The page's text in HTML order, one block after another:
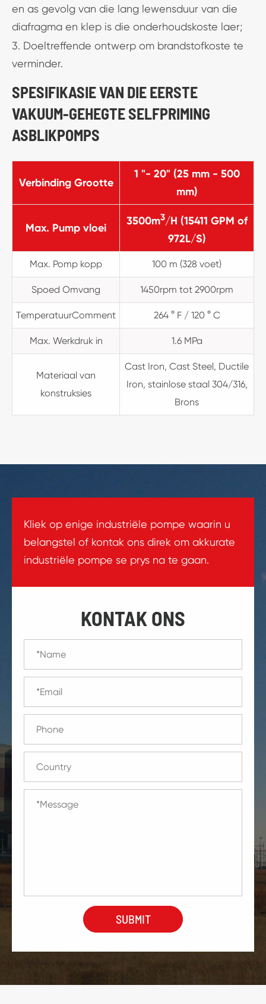
en as gevolg van die lang lewensduur van die
diafragma en klep is die onderhoudskoste laer;
3. Doeltreffende ontwerp om brandstofkoste te
verminder.
SPESIFIKASIE VAN DIE EERSTE
VAKUUM-GEHEGTE SELFPRIMING
ASBLIKPOMPS
Verbinding Grootte
1 "- 20" (25 mm - 500
mm)
Max. Pump vloei
3500m3/H (15411 GPM of
972L/S)
Max. Pomp kopp 100 m (328 voet)
Spoed Omvang 1450rpm tot 2900rpm
TemperatuurComment 264 ° F / 120 ° C
Max. Werkdruk in 1.6 MPa
Materiaal van
konstruksies
Cast Iron, Cast Steel, Ductile
Iron, stainlose staal 304/316,
Brons
Kliek op enige industriële pompe waarin u
belangstel of kontak ons direk om akkurate
industriële pompe se prys na te gaan.
KONTAK ONS